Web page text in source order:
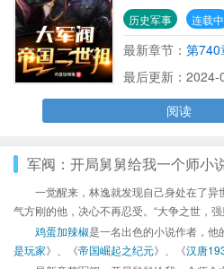
历史军事 连载中
最新章节： 第740
最后更新：2024-
阅读
军阀：开局舅舅给我一个师小
一觉醒来，林逸就发现自己身处在了
气方刚的他，决心不再忍受。“大争之世，
鸡蛋加辣椒是一名出色的小说作者，他
是玩家》、《帝国崛起之纪元》、《汉唐